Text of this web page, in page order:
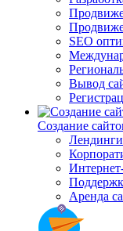
SEO
Вывод
Создание
Аренда